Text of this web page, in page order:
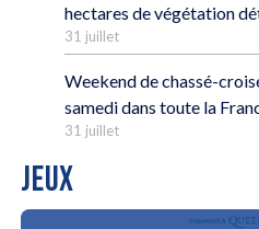
hectares de végétation
31 juillet
Weekend de chassé-
samedi dans toute la
31 juillet
JEUX